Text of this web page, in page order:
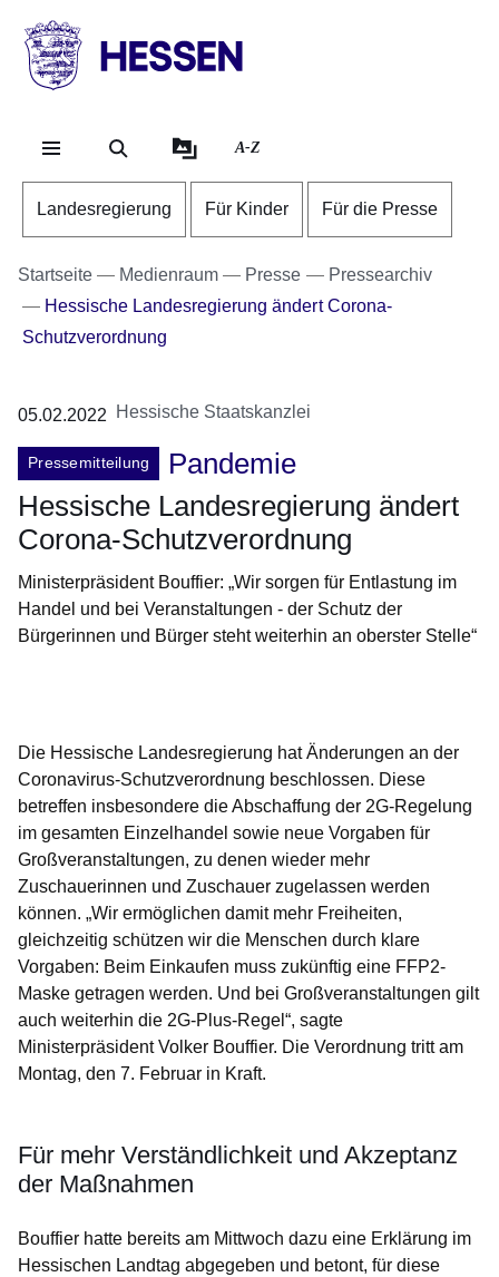
HESSEN
Landesregierung
A-Z
Landesregierung Für Kinder Für die Presse
Startseite Medienraum Presse
Pressearchiv
Hessische Landesregierung ändert Corona-
Schutzverordnung
05.02.2022 Hessische Staatskanzlei
Pressemitteilung
Pandemie
Hessische Landesregierung ändert
Corona-Schutzverordnung
Ministerpräsident Bouffier: „Wir sorgen für Entlastung im
Handel und bei Veranstaltungen - der Schutz der
Bürgerinnen und Bürger steht weiterhin an oberster Stelle“
Die Hessische Landesregierung hat Änderungen an der
Coronavirus-Schutzverordnung beschlossen. Diese
betreffen insbesondere die Abschaffung der 2G-Regelung
im gesamten Einzelhandel sowie neue Vorgaben für
Großveranstaltungen, zu denen wieder mehr
Zuschauerinnen und Zuschauer zugelassen werden
können. „Wir ermöglichen damit mehr Freiheiten,
gleichzeitig schützen wir die Menschen durch klare
Vorgaben: Beim Einkaufen muss zukünftig eine FFP2-
Maske getragen werden. Und bei Großveranstaltungen gilt
auch weiterhin die 2G-Plus-Regel“, sagte
Ministerpräsident Volker Bouffier. Die Verordnung tritt am
Montag, den 7. Februar in Kraft.
Für mehr Verständlichkeit und Akzeptanz
der Maßnahmen
Bouffier hatte bereits am Mittwoch dazu eine Erklärung im
Hessischen Landtag abgegeben und betont, für diese